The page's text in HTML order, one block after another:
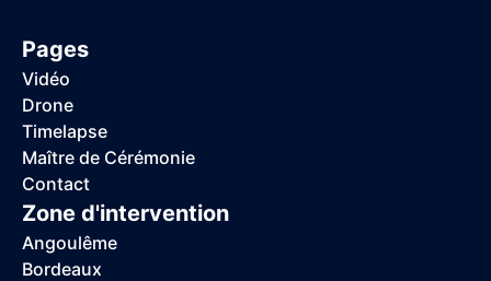
Pages
Vidéo
Drone
Timelapse
Maître de Cérémonie
Contact
Zone d'intervention
Angoulême
Bordeaux